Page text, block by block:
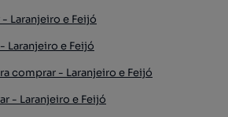
Laranjeiro e Feijó
Laranjeiro e Feijó
comprar - Laranjeiro e Feijó
- Laranjeiro e Feijó